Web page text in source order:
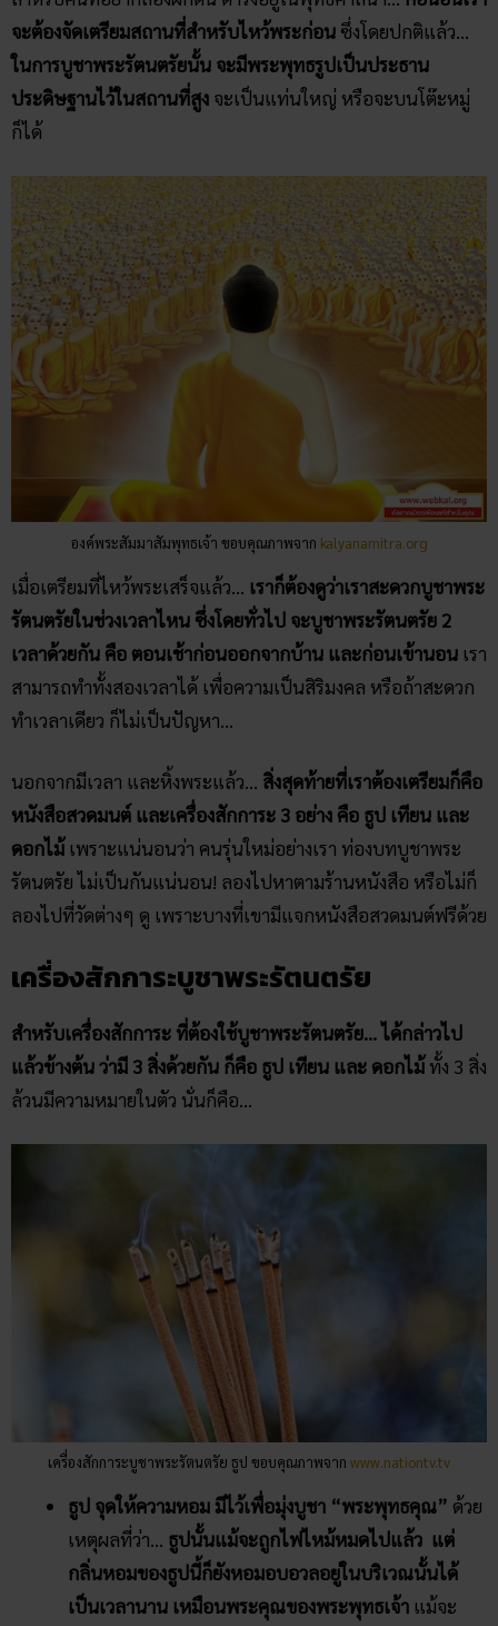
จะต้องจัดเตรียมสถานที่สำหรับไหว้พระก่อน ซึ่งโดยปกติแล้ว…
ในการบูชาพระรัตนตรัยนั้น จะมีพระพุทธรูปเป็นประธาน
ประดิษฐานไว้ในสถานที่สูง จะเป็นแท่นใหญ่ หรือจะบนโต๊ะหมู่
ก็ได้
องค์พระสัมมาสัมพุทธเจ้า ขอบคุณภาพจาก kalyanamitra.org
เมื่อเตรียมที่ไหว้พระเสร็จแล้ว… เราก็ต้องดูว่าเราสะดวกบูชาพระ
รัตนตรัยในช่วงเวลาไหน ซึ่งโดยทั่วไป จะบูชาพระรัตนตรัย 2
เวลาด้วยกัน คือ ตอนเช้าก่อนออกจากบ้าน และก่อนเข้านอน เรา
สามารถทำทั้งสองเวลาได้ เพื่อความเป็นสิริมงคล หรือถ้าสะดวก
ทำเวลาเดียว ก็ไม่เป็นปัญหา…
นอกจากมีเวลา และหิ้งพระแล้ว… สิ่งสุดท้ายที่เราต้องเตรียมก็คือ
หนังสือสวดมนต์ และเครื่องสักการะ 3 อย่าง คือ ธูป เทียน และ
ดอกไม้ เพราะแน่นอนว่า คนรุ่นใหม่อย่างเรา ท่องบทบูชาพระ
รัตนตรัย ไม่เป็นกันแน่นอน! ลองไปหาตามร้านหนังสือ หรือไม่ก็
ลองไปที่วัดต่างๆ ดู เพราะบางที่เขามีแจกหนังสือสวดมนต์ฟรีด้วย
เครื่องสักการะบูชาพระรัตนตรัย
สำหรับเครื่องสักการะ ที่ต้องใช้บูชาพระรัตนตรัย… ได้กล่าวไป
แล้วข้างต้น ว่ามี 3 สิ่งด้วยกัน ก็คือ ธูป เทียน และ ดอกไม้ ทั้ง 3 สิ่ง
ล้วนมีความหมายในตัว นั่นก็คือ…
เครื่องสักการะบูชาพระรัตนตรัย ธูป ขอบคุณภาพจาก www.nationtv.tv
ธูป จุดให้ความหอม มีไว้เพื่อมุ่งบูชา “พระพุทธคุณ” ด้วย
เหตุผลที่ว่า… ธูปนั้นแม้จะถูกไฟไหม้หมดไปแล้ว แต่
กลิ่นหอมของธูปนี้ก็ยังหอมอบอวลอยู่ในบริเวณนั้นได้
เป็นเวลานาน เหมือนพระคุณของพระพุทธเจ้า แม้จะ